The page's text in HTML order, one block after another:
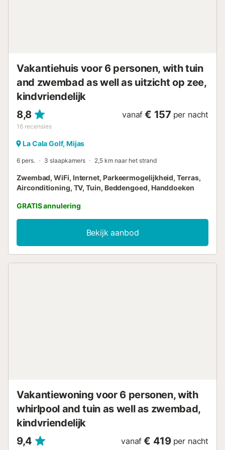
Vakantiehuis voor 6 personen, with tuin
and zwembad as well as uitzicht op zee,
kindvriendelijk
8,8
16 recensies
vanaf € 157 per nacht
La Cala Golf, Mijas
6 pers. 3 slaapkamers 2,5 km naar het strand
Zwembad, WiFi, Internet, Parkeermogelijkheid, Terras,
Airconditioning, TV, Tuin, Beddengoed, Handdoeken
GRATIS annulering
Bekijk aanbod
Vakantiewoning voor 6 personen, with
whirlpool and tuin as well as zwembad,
kindvriendelijk
9,4
vanaf € 419 per nacht